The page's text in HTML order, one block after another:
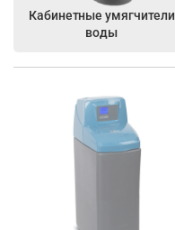
Кабинетные умягчители
воды